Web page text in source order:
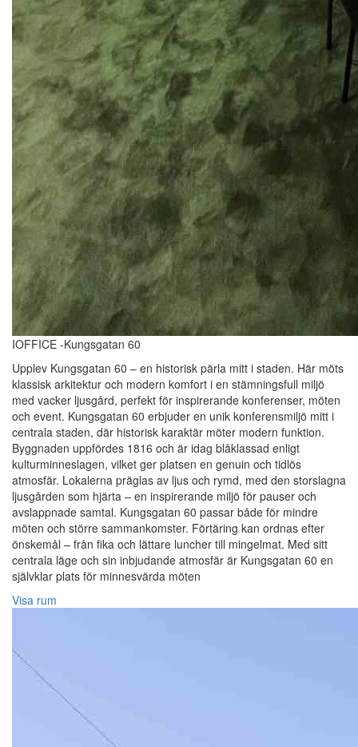
IOFFICE -Kungsgatan 60
Upplev Kungsgatan 60 – en historisk pärla mitt i staden. Här möts
klassisk arkitektur och modern komfort i en stämningsfull miljö
med vacker ljusgård, perfekt för inspirerande konferenser, möten
och event. Kungsgatan 60 erbjuder en unik konferensmiljö mitt i
centrala staden, där historisk karaktär möter modern funktion.
Byggnaden uppfördes 1816 och är idag blåklassad enligt
kulturminneslagen, vilket ger platsen en genuin och tidlös
atmosfär. Lokalerna präglas av ljus och rymd, med den storslagna
ljusgården som hjärta – en inspirerande miljö för pauser och
avslappnade samtal. Kungsgatan 60 passar både för mindre
möten och större sammankomster. Förtäring kan ordnas efter
önskemål – från fika och lättare luncher till mingelmat. Med sitt
centrala läge och sin inbjudande atmosfär är Kungsgatan 60 en
självklar plats för minnesvärda möten
Visa rum